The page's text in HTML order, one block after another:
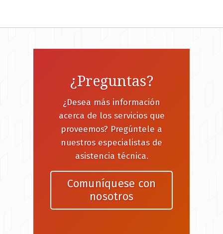
¿Preguntas?
¿Desea más información
acerca de los servicios que
proveemos? Pregúntele a
nuestros especialistas de
asistencia técnica.
Comuníquese con
nosotros